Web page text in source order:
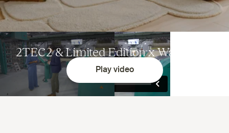
2TEC2&Limited Edition x Waldorado
Play video